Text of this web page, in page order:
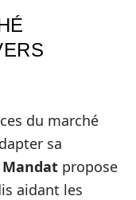
du marché
sa
propose
aidant les